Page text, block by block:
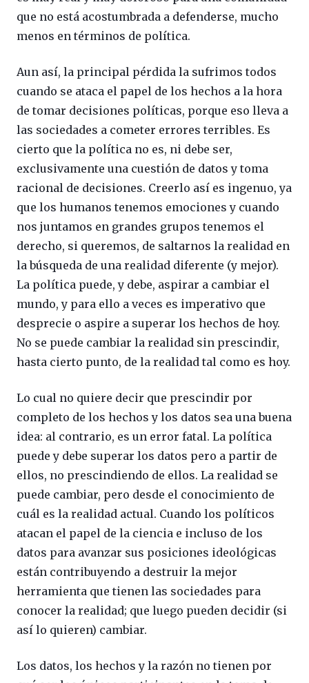
que no está acostumbrada a defenderse, mucho
menos en términos de política.
Aun así, la principal pérdida la sufrimos todos
cuando se ataca el papel de los hechos a la hora
de tomar decisiones políticas, porque eso lleva a
las sociedades a cometer errores terribles. Es
cierto que la política no es, ni debe ser,
exclusivamente una cuestión de datos y toma
racional de decisiones. Creerlo así es ingenuo, ya
que los humanos tenemos emociones y cuando
nos juntamos en grandes grupos tenemos el
derecho, si queremos, de saltarnos la realidad en
la búsqueda de una realidad diferente (y mejor).
La política puede, y debe, aspirar a cambiar el
mundo, y para ello a veces es imperativo que
desprecie o aspire a superar los hechos de hoy.
No se puede cambiar la realidad sin prescindir,
hasta cierto punto, de la realidad tal como es hoy.
Lo cual no quiere decir que prescindir por
completo de los hechos y los datos sea una buena
idea: al contrario, es un error fatal. La política
puede y debe superar los datos pero a partir de
ellos, no prescindiendo de ellos. La realidad se
puede cambiar, pero desde el conocimiento de
cuál es la realidad actual. Cuando los políticos
atacan el papel de la ciencia e incluso de los
datos para avanzar sus posiciones ideológicas
están contribuyendo a destruir la mejor
herramienta que tienen las sociedades para
conocer la realidad; que luego pueden decidir (si
así lo quieren) cambiar.
Los datos, los hechos y la razón no tienen por